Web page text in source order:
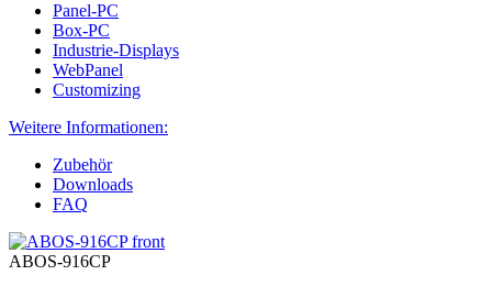
Panel-PC
Box-PC
Industrie-Displays
WebPanel
Customizing
Weitere Informationen:
Zubehör
Downloads
FAQ
ABOS-916CP